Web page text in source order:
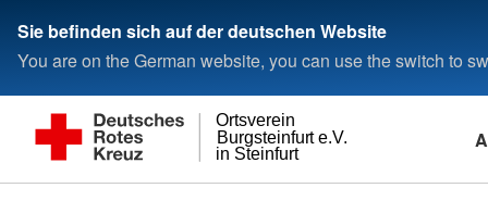
Sie befinden sich auf der deutschen Website
You are on the German website, you can use the switch to
in Steinfurt
Burgsteinfurt e.V.
Ortsverein